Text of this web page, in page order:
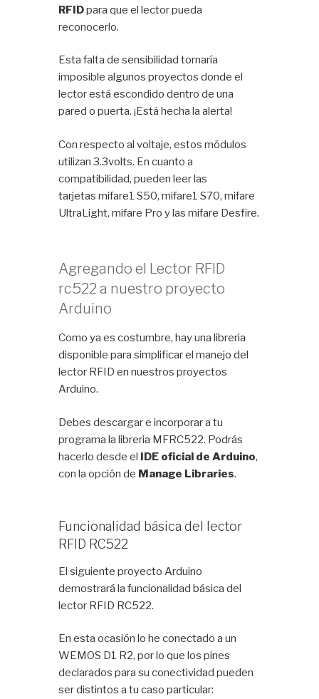
RFIDpara que el lector pueda
reconocerlo.
Esta falta de sensibilidad tornaría
imposible algunos proyectos donde el
lector está escondido dentro de una
pared o puerta. ¡Está hecha la alerta!
Con respecto al voltaje, estos módulos
utilizan 3.3volts. En cuanto a
compatibilidad, pueden leer las
tarjetas mifare1 S50, mifare1 S70, mifare
UltraLight, mifare Pro y las mifare Desfire.
Agregando el Lector RFID
rc522 a nuestro proyecto
Arduino
Como ya es costumbre, hay una libreria
disponible para simplificar el manejo del
lector RFID en nuestros proyectos
Arduino.
Debes descargar e incorporar a tu
programa la libreria MFRC522. Podrás
hacerlo desde el IDE oficial de Arduino,
con la opción de Manage Libraries.
Funcionalidad básica del lector
RFID RC522
El siguiente proyecto Arduino
demostrará la funcionalidad básica del
lector RFID RC522.
En esta ocasión lo he conectado a un
WEMOS D1 R2, por lo que los pines
declarados para su conectividad pueden
ser distintos a tu caso particular: